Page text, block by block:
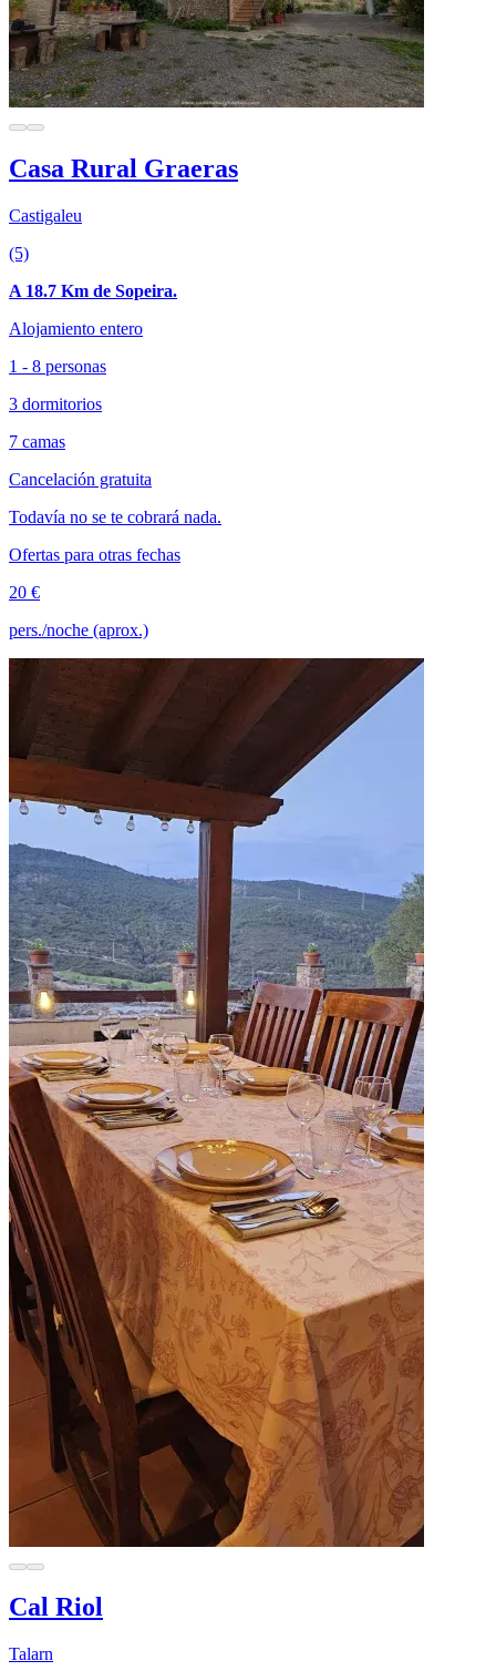
Casa Rural Graeras
Castigaleu
(5)
A 18.7 Km de Sopeira.
Alojamiento entero
1 - 8 personas
3 dormitorios
7 camas
Cancelación gratuita
Todavía no se te cobrará nada.
Ofertas para otras fechas
20 €
pers./noche (aprox.)
Cal Riol
Talarn